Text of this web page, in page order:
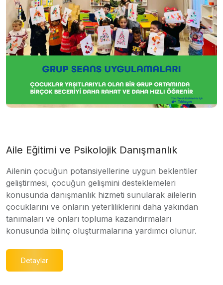
Aile Eğitimi ve Psikolojik Danışmanlık
Ailenin çocuğun potansiyellerine uygun beklentiler
geliştirmesi, çocuğun gelişmini desteklemeleri
konusunda danışmanlık hizmeti sunularak ailelerin
çocuklarını ve onların yeterliliklerini daha yakından
tanımaları ve onları topluma kazandırmaları
konusunda bilinç oluşturmalarına yardımcı olunur.
Detaylar